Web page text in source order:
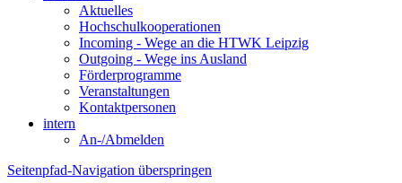
Aktuelles
Hochschulkooperationen
Incoming - Wege an die HTWK Leipzig
Outgoing - Wege ins Ausland
Förderprogramme
Veranstaltungen
Kontaktpersonen
intern
An-/Abmelden
Seitenpfad-Navigation überspringen